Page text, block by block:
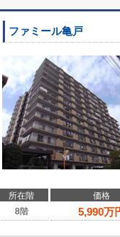
ファミール亀戸
所在階 価格
8階
5,990万